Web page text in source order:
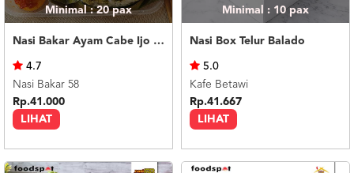
Minimal : 20pax
Nasi Bakar Ayam Cabe Ijo + Telor Balado
LIHAT
4.7
Nasi Bakar 58
Rp.41.000
Minimal : 10pax
Nasi Box Telur Balado
LIHAT
5.0
Kafe Betawi
Rp.41.667